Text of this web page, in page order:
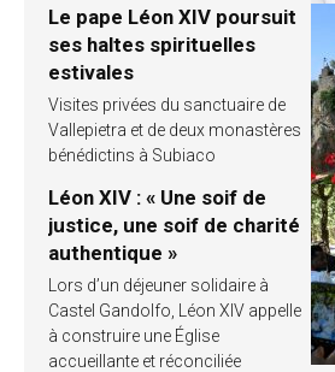
Le pape Léon XIV poursuit
ses haltes spirituelles
estivales
Visites privées du sanctuaire de
Vallepietra et de deux monastères
bénédictins à Subiaco
Léon XIV : « Une soif de
justice, une soif de charité
authentique »
Lors d’un déjeuner solidaire à
Castel Gandolfo, Léon XIV appelle
à construire une Église
accueillante et réconciliée